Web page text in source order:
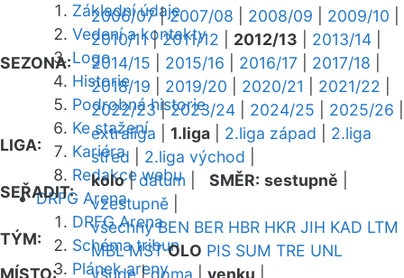
Základní údaje
Vedení a kontakty
Logo
Historie
Podrobná historie
Ke stažení
Kariéra
Redakce webu
DRFG Arena
DRFG Arena
Schéma tribun
Plánek areny
SEZONA:
2006/07|2007/08 2008/09 2009/10
2010/11|2011/12 2012/13 2013/14
2014/15
2015/16 2016/17 2017/18
2018/19
2019/20 2020/21 2021/22
2022/23|2023/24 2024/25 2025/26
LIGA:
extraliga 1.liga 2.liga západ
2.liga
střed
2.liga východ
SEŘADIT:
kolo|datum SMĚR: sestupně
vzestupně
TÝM:
všechny BEN BER HBR HKR JIH KAD LTM
MBL MST OLO PIS SUM TRE UNL
MÍSTO:
všude|doma venku